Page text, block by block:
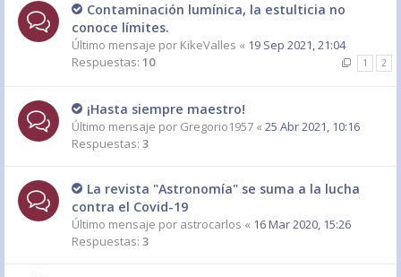
Contaminación lumínica, la estulticia no
conoce límites.
Último mensaje por KikeValles « 19 Sep 2021, 21:04
Respuestas: 10 1 2
¡Hasta siempre maestro!
Último mensaje por Gregorio1957 « 25 Abr 2021, 10:16
Respuestas: 3
La revista "Astronomía" se suma a la lucha
contra el Covid-19
Último mensaje por astrocarlos « 16 Mar 2020, 15:26
Respuestas: 3